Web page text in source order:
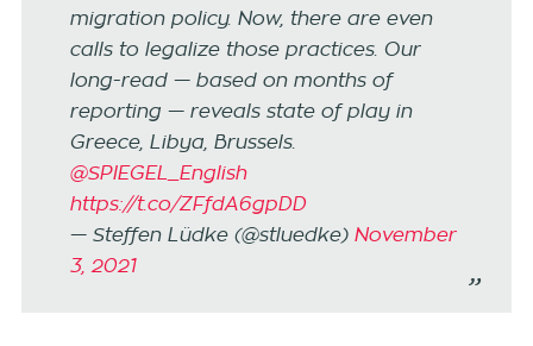
migration policy. Now, there are even
calls to legalize those practices. Our
long-read — based on months of
reporting — reveals state of play in
Greece, Libya, Brussels.
@SPIEGEL_English
https://t.co/ZFfdA6gpDD
— Steffen Lüdke (@stluedke) November
3, 2021